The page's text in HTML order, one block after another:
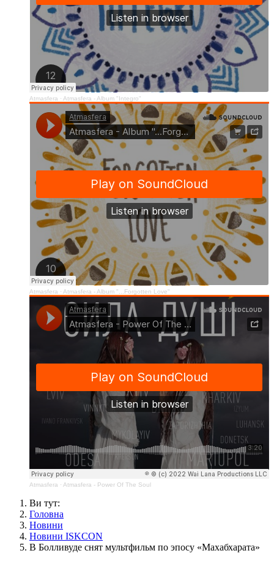
Atmasfera · Atmasfera - Album "Integro"
Atmasfera · Atmasfera - Album "...Forgotten Love"
Atmasfera · Atmasfera - Power Of The Soul
Ви тут:
Головна
Новини
Новини ISKCON
В Болливуде снят мультфильм по эпосу «Махабхарата»